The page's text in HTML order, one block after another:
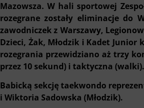
Mazowsza. W hali sportowej
rozegrane zostały eliminacje do
zawodniczek z Warszawy,
Dzieci, Żak, Młodzik i Kadet
rozegrania przewidziano aż trzy
przez 10 sekund) i taktyczna (walki).
Babicką sekcję taekwondo
i Wiktoria Sadowska (Młodzik).